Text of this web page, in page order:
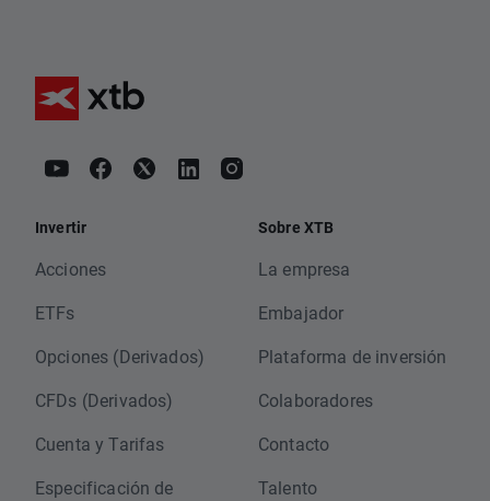
Invertir
Acciones
ETFs
Opciones (Derivados)
CFDs (Derivados)
Cuenta y Tarifas
Especificación de
Sobre XTB
La empresa
Embajador
Plataforma de inversión
Colaboradores
Contacto
Talento